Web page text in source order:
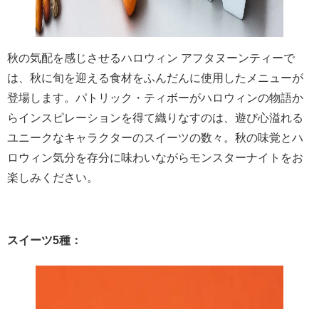
秋の気配を感じさせるハロウィン アフタヌーンティーで
は、秋に旬を迎える食材をふんだんに使用したメニューが
登場します。パトリック・ティボーがハロウィンの物語か
らインスピレーションを得て織りなすのは、遊び心溢れる
ユニークなキャラクターのスイーツの数々。秋の味覚とハ
ロウィン気分を存分に味わいながらモンスターナイトをお
楽しみください。
スイーツ5種：